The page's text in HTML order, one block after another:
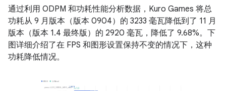
通过利用 ODPM 和功耗性能分析数据，Kuro Games 将总
功耗从 9 月版本（版本 0904）的 3233 毫瓦降低到了 11 月
版本（版本 1.4 最终版）的 2920 毫瓦，降低了 9.68%。下
图详细介绍了在 FPS 和图形设置保持不变的情况下，这种
功耗降低情况。